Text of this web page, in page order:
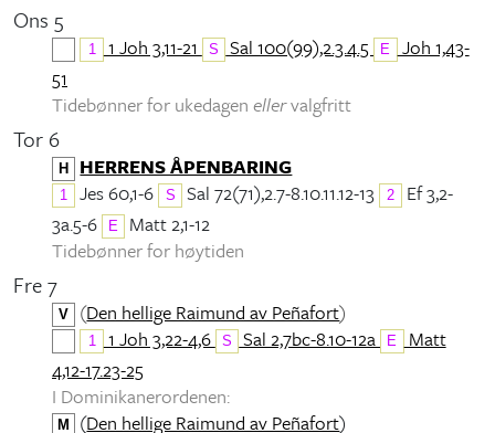
Ons 5
1 1 Joh 3,11-21 S Sal 100(99),2.3.4.5 E Joh 1,43-
51
Tidebønner for ukedagen ellervalgfritt
Tor 6
H HERRENS ÅPENBARING
1 Jes 60,1-6 S Sal 72(71),2.7-8.10.11.12-13 2
Ef 3,2-
3a.5-6
E
Matt 2,1-12
Tidebønner for høytiden
Fre 7
V (Den hellige Raimund av Peñafort)
1 1 Joh 3,22-4,6 S Sal 2,7bc-8.10-12a E Matt
4,12-17.23-25
I Dominikanerordenen:
M (Den hellige Raimund av Peñafort)